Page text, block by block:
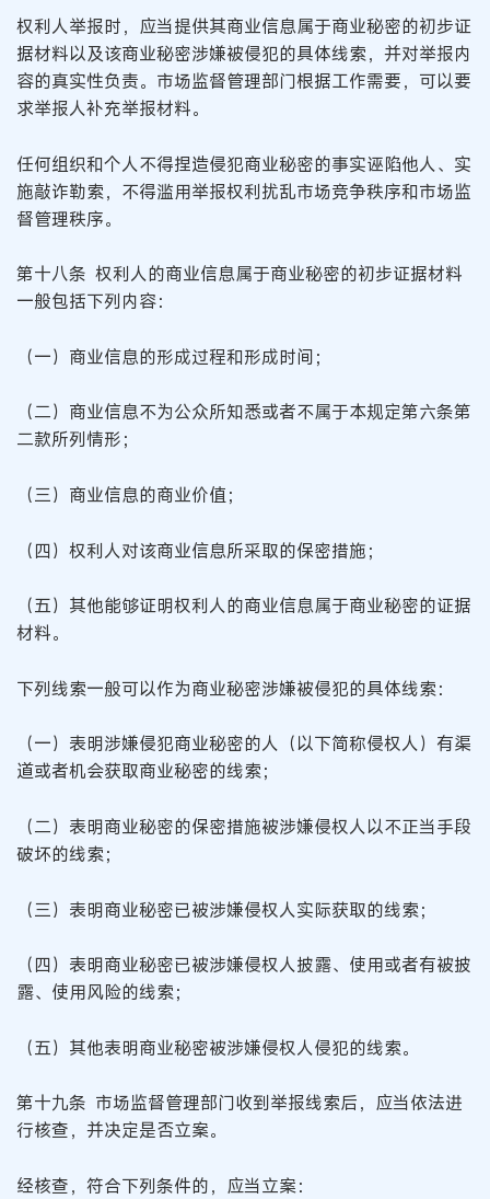
权利人举报时，应当提供其商业信息属于商业秘密的初步证
据材料以及该商业秘密涉嫌被侵犯的具体线索，并对举报内
容的真实性负责。市场监督管理部门根据工作需要，可以要
求举报人补充举报材料。
任何组织和个人不得捏造侵犯商业秘密的事实诬陷他人、实
施敲诈勒索，不得滥用举报权利扰乱市场竞争秩序和市场监
督管理秩序。
第十八条 权利人的商业信息属于商业秘密的初步证据材料
一般包括下列内容：
（一）商业信息的形成过程和形成时间；
（二）商业信息不为公众所知悉或者不属于本规定第六条第
二款所列情形；
（三）商业信息的商业价值；
（四）权利人对该商业信息所采取的保密措施；
（五）其他能够证明权利人的商业信息属于商业秘密的证据
材料。
下列线索一般可以作为商业秘密涉嫌被侵犯的具体线索：
（一）表明涉嫌侵犯商业秘密的人（以下简称侵权人）有渠
道或者机会获取商业秘密的线索；
（二）表明商业秘密的保密措施被涉嫌侵权人以不正当手段
破坏的线索；
（三）表明商业秘密已被涉嫌侵权人实际获取的线索；
（四）表明商业秘密已被涉嫌侵权人披露、使用或者有被披
露、使用风险的线索；
（五）其他表明商业秘密被涉嫌侵权人侵犯的线索。
第十九条 市场监督管理部门收到举报线索后，应当依法进
行核查，并决定是否立案。
经核查，符合下列条件的，应当立案：